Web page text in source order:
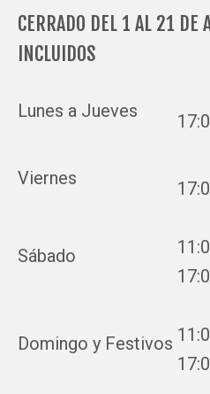
CERRADO DEL 1 AL 21 DE
INCLUIDOS
Lunes a Jueves
Viernes
Sábado
Domingo y Festivos